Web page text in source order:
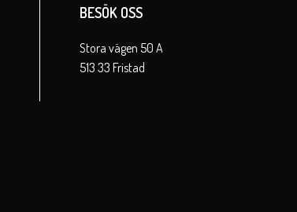
BESÖK OSS
Stora vägen 50 A
513 33 Fristad